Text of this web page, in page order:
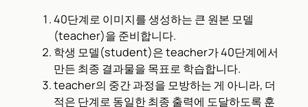
40단계로 이미지를 생성하는 큰 원본 모델
(teacher)을 준비합니다.
학생 모델(student)은 teacher가 40단계에서
만든 최종 결과물을 목표로 학습합니다.
teacher의 중간 과정을 모방하는 게 아니라, 더
적은 단계로 동일한 최종 출력에 도달하도록 훈